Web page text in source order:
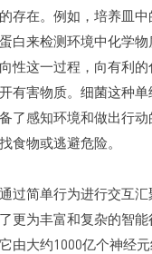
存在。例如，培养皿中
白来检测环境中化学
性这一过程，向有利
有害物质。细菌这种
了感知环境和做出行动
食物或逃避危险。
过简单行为进行交互
更为丰富和复杂的智能
由大约1000亿个神经